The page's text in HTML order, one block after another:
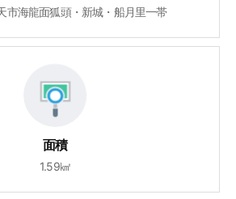
市海龍面狐頭・新城・船月里一帯
面積
1.59㎢